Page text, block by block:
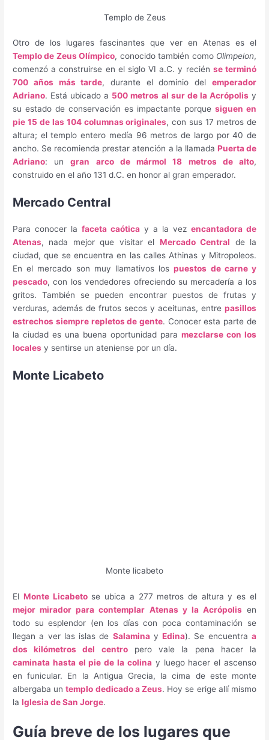
Templo de Zeus
Otro de los lugares fascinantes que ver en Atenas es el
Templo de Zeus Olímpico, conocido también como Olimpeion,
comenzó a construirse en el siglo VI a.C. y recién se terminó
700 años más tarde, durante el dominio del emperador
Adriano. Está ubicado a 500 metros al sur de la Acrópolisy
su estado de conservación es impactante porque siguen en
pie 15 de las 104 columnas originales, con sus 17 metros de
altura; el templo entero medía 96 metros de largo por 40 de
ancho. Se recomienda prestar atención a la llamada Puerta de
Adriano: ungran arco de mármol 18 metros de alto,
construido en el año 131 d.C. en honor al gran emperador.
Mercado Central
Para conocer lafaceta caótica y a la vez encantadora de
Atenas, nada mejor que visitar el Mercado Central de la
ciudad, que se encuentra en las calles Athinas y Mitropoleos.
En el mercado son muy llamativos lospuestos de carne y
pescado, con los vendedores ofreciendo su mercadería a los
gritos. También se pueden encontrar puestos de frutas y
verduras, además de frutos secos y aceitunas, entre pasillos
estrechos siempre repletos de gente. Conocer esta parte de
la ciudad es una buena oportunidad para mezclarse con los
locales y sentirse un ateniense por un día.
Monte Licabeto
Monte licabeto
El Monte Licabetose ubica a 277 metros de altura y es el
mejor mirador para contemplar Atenas y la Acrópolisen
todo su esplendor (en los días con poca contaminación se
llegan a ver las islas de SalaminayEdina). Se encuentra a
dos kilómetros del centropero vale la pena hacer la
caminata hasta el pie de la colinay luego hacer el ascenso
en funicular. En la Antigua Grecia, la cima de este monte
albergaba untemplo dedicado a Zeus. Hoy se erige allí mismo
laIglesia de San Jorge.
Guía breve de los lugares que